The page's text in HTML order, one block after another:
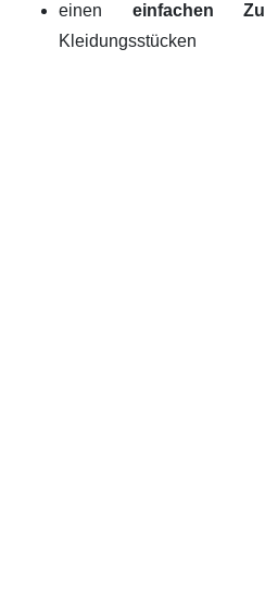
einen einfachen
Kleidungsstücken